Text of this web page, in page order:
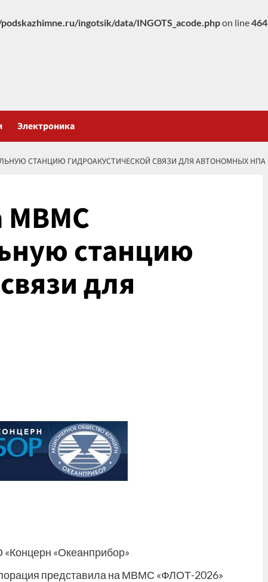
ingotsik/data/INGOTS_acode.phpon line464
Электроника
СТАНЦИЮ ГИДРОАКУСТИЧЕСКОЙ СВЯЗИ ДЛЯ АВТОНОМНЫХ НПА
МВМС
станцию
для
«Океанприбор»
представила на МВМС «ФЛОТ-2026»